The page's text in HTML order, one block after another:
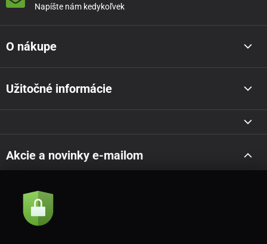
Napíšte nám kedykoľvek
O nákupe
Užitočné informácie
Akcie a novinky e-mailom
Súhlasím so